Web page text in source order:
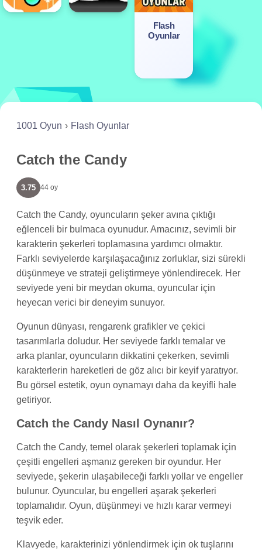
Flash
Oyunlar
1001 Oyun Flash Oyunlar
Catch the Candy
3.75 44 oy
Catch the Candy, oyuncuların şeker avına çıktığı
eğlenceli bir bulmaca oyunudur. Amacınız, sevimli bir
karakterin şekerleri toplamasına yardımcı olmaktır.
Farklı seviyelerde karşılaşacağınız zorluklar, sizi sürekli
düşünmeye ve strateji geliştirmeye yönlendirecek. Her
seviyede yeni bir meydan okuma, oyuncular için
heyecan verici bir deneyim sunuyor.
Oyunun dünyası, rengarenk grafikler ve çekici
tasarımlarla doludur. Her seviyede farklı temalar ve
arka planlar, oyuncuların dikkatini çekerken, sevimli
karakterlerin hareketleri de göz alıcı bir keyif yaratıyor.
Bu görsel estetik, oyun oynamayı daha da keyifli hale
getiriyor.
Catch the Candy Nasıl Oynanır?
Catch the Candy, temel olarak şekerleri toplamak için
çeşitli engelleri aşmanız gereken bir oyundur. Her
seviyede, şekerin ulaşabileceği farklı yollar ve engeller
bulunur. Oyuncular, bu engelleri aşarak şekerleri
toplamalıdır. Oyun, düşünmeyi ve hızlı karar vermeyi
teşvik eder.
Klavyede, karakterinizi yönlendirmek için ok tuşlarını